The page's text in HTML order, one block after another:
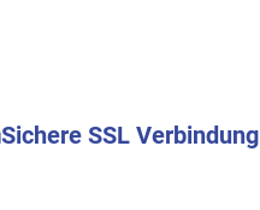
Sichere SSL Verbindung